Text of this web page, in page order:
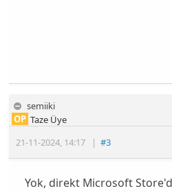
semiiki
21-11-2024, 14:17 |#3
OP Taze Üye
Yok, direkt Microsoft